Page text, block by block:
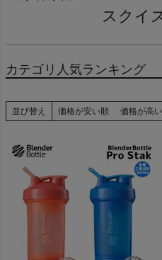
ようこそ ゲスト 様
商品が見つからない方はこちら
スクイ
カテゴリ人気ランキング
並び替え 価格が安い順 価格が高